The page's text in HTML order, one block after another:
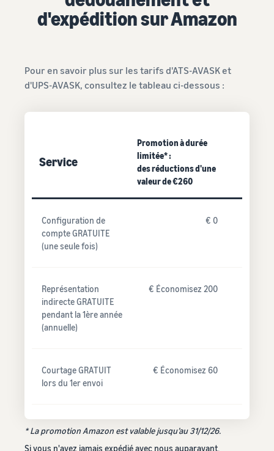
d'expédition sur Amazon
Pour en savoir plus sur les tarifs d'ATS-AVASK et
d'UPS-AVASK, consultez le tableau ci-dessous :
Service
Promotion à durée
limitée* :
des réductions d'une
valeur de €260
Configuration de
compte GRATUITE
(une seule fois)
€ 0
Représentation
indirecte GRATUITE
pendant la 1ère année
(annuelle)
€ Économisez 200
Courtage GRATUIT
lors du 1er envoi
€ Économisez 60
* La promotion Amazon est valable jusqu’au 31/12/26.
Si vous n'avez jamais expédié avec nous auparavant.